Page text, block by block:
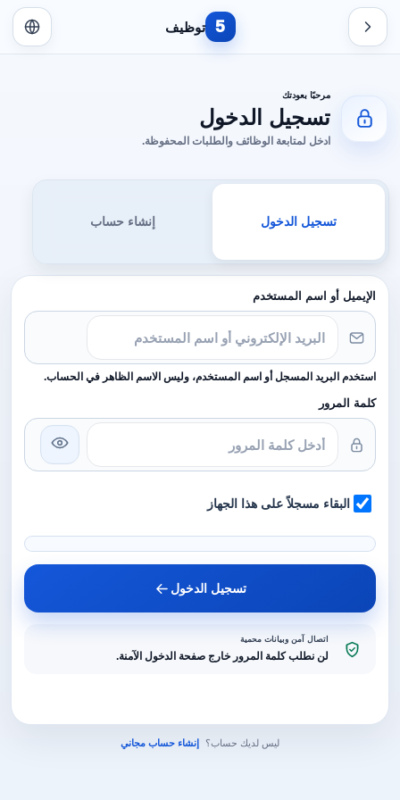
5 توظيف
مرحبًا بعودتك
تسجيل الدخول
ادخل لمتابعة الوظائف والطلبات المحفوظة.
تسجيل الدخول إنشاء حساب
الإيميل أو اسم المستخدم
استخدم البريد المسجل أو اسم المستخدم، وليس الاسم الظاهر في الحساب.
كلمة المرور
البقاء مسجلاً على هذا الجهاز
تسجيل الدخول
اتصال آمن وبيانات محمية
لن نطلب كلمة المرور خارج صفحة الدخول الآمنة.
ليس لديك حساب؟ إنشاء حساب مجاني